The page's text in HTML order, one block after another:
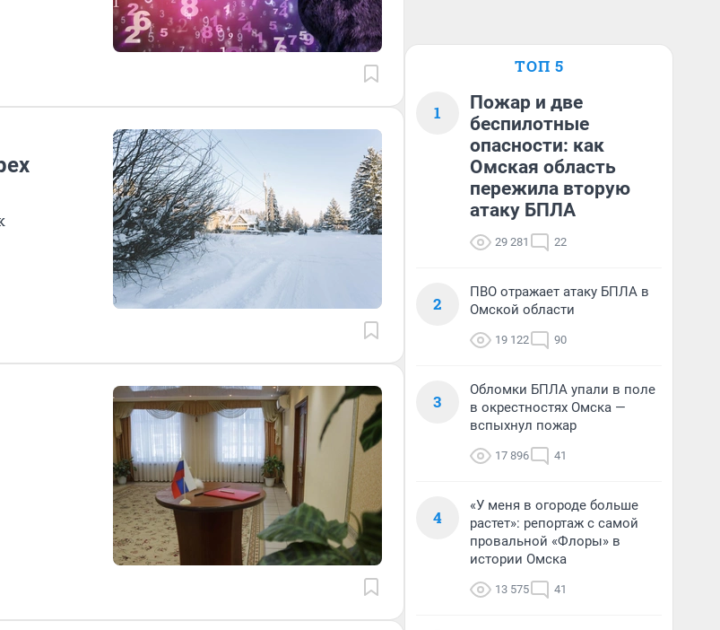
ТОП 5
1
Пожар и две
беспилотные
опасности: как
Омская область
пережила вторую
атаку БПЛА
29 281 22
2
ПВО отражает атаку БПЛА в
Омской области
19 122 90
3
Обломки БПЛА упали в поле
в окрестностях Омска —
вспыхнул пожар
17 896 41
4
«У меня в огороде больше
растет»: репортаж с самой
провальной «Флоры» в
истории Омска
13 575 41